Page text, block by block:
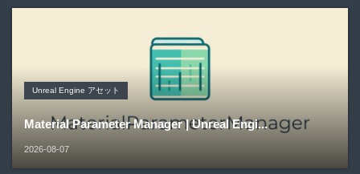
Unreal Engine アセット
Material Parameter Manager | Unreal Engi...
2026-08-07
Pipe It | 直感的にパイプ形状を構築出来るUnreal Engine
5...
2026-08-05
Directive Utilities | ブループリントライブラリやエディタ
ス...
2026-08-03
Unityエフェクトレシピブック パーツを組み合わせて作れ
る | ktk.kum...
2026-08-03
SiroinoSotai | 完全無料＆CC0 で商用利用OKなVRChat
向け...
2026-08-02